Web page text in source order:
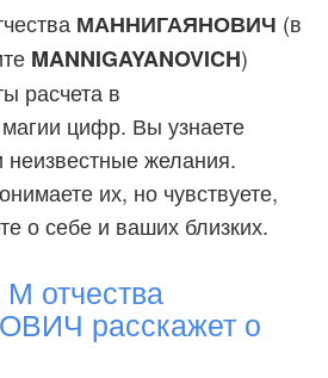
МАННИГАЯНОВИЧ (в
MANNIGAYANOVICH)
расчета в
цифр. Вы узнаете
желания.
их, но чувствуете,
о себе и ваших близких.
отчества
расскажет о